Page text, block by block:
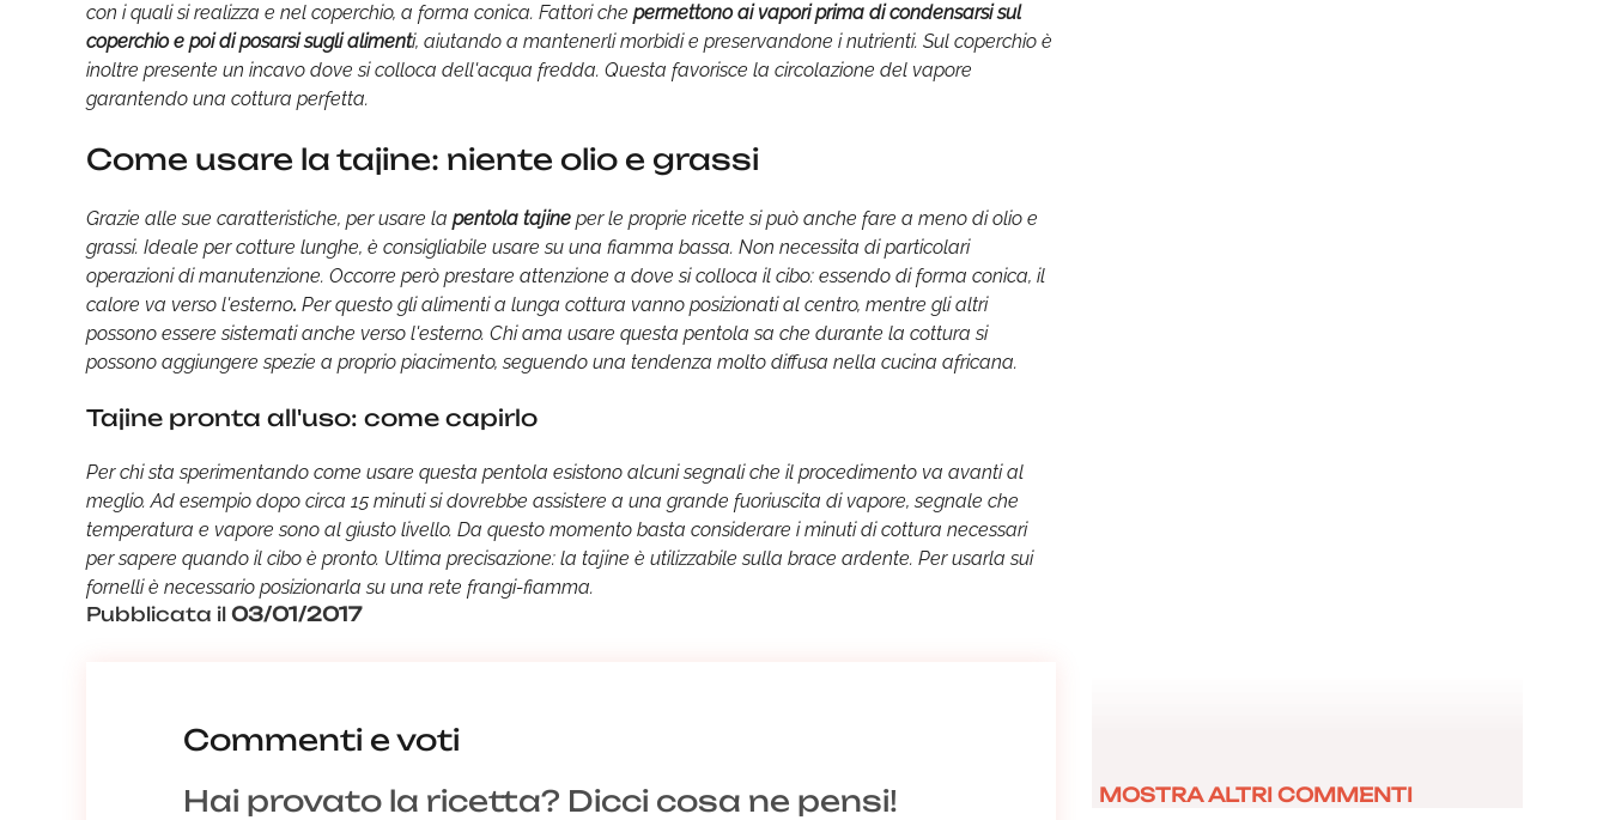
con i quali si realizza e nel coperchio, a forma conica. Fattori che permettono ai vapori prima di condensarsi sul
coperchio e poi di posarsi sugli alimenti, aiutando a mantenerli morbidi e preservandone i nutrienti. Sul coperchio è
inoltre presente un incavo dove si colloca dell'acqua fredda. Questa favorisce la circolazione del vapore
garantendo una cottura perfetta.
Come usare la tajine: niente olio e grassi
Grazie alle sue caratteristiche, per usare la pentola tajine per le proprie ricette si può anche fare a meno di olio e
grassi. Ideale per cotture lunghe, è consigliabile usare su una fiamma bassa. Non necessita di particolari
operazioni di manutenzione. Occorre però prestare attenzione a dove si colloca il cibo: essendo di forma conica, il
calore va verso l'esterno. Per questo gli alimenti a lunga cottura vanno posizionati al centro, mentre gli altri
possono essere sistemati anche verso l'esterno. Chi ama usare questa pentola sa che durante la cottura si
possono aggiungere spezie a proprio piacimento, seguendo una tendenza molto diffusa nella cucina africana.
Tajine pronta all'uso: come capirlo
Per chi sta sperimentando come usare questa pentola esistono alcuni segnali che il procedimento va avanti al
meglio. Ad esempio dopo circa 15 minuti si dovrebbe assistere a una grande fuoriuscita di vapore, segnale che
temperatura e vapore sono al giusto livello. Da questo momento basta considerare i minuti di cottura necessari
per sapere quando il cibo è pronto. Ultima precisazione: la tajine è utilizzabile sulla brace ardente. Per usarla sui
fornelli è necessario posizionarla su una rete frangi-fiamma.
Pubblicata il 03/01/2017
Commenti e voti
Hai provato la ricetta? Dicci cosa ne pensi!
MOSTRA ALTRI COMMENTI